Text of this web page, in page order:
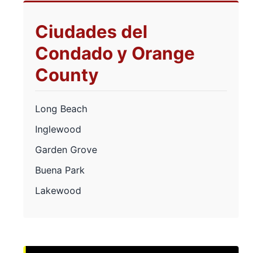
Ciudades del
Condado y Orange
County
Long Beach
Inglewood
Garden Grove
Buena Park
Lakewood